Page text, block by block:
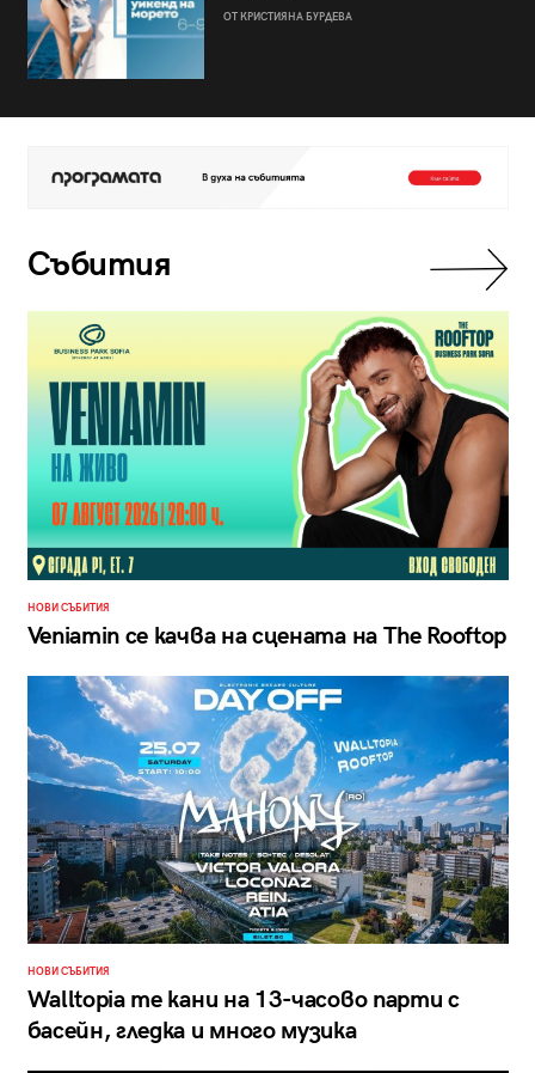
ОТ КРИСТИЯНА БУРДЕВА
Събития
НОВИ СЪБИТИЯ
Veniamin се качва на сцената на The Rooftop
НОВИ СЪБИТИЯ
Walltopia те кани на 13-часово парти с
басейн, гледка и много музика